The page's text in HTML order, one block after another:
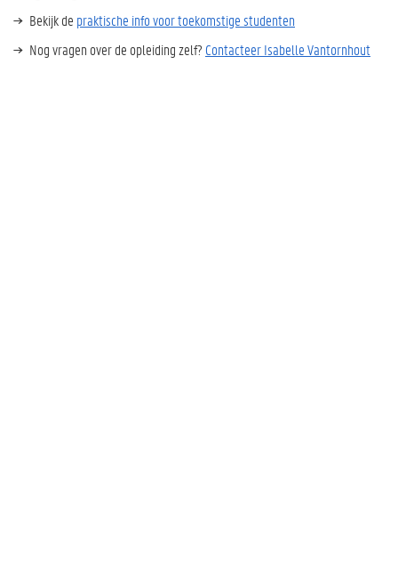
Bekijk de praktische info voor toekomstige studenten
Nog vragen over de opleiding zelf? Contacteer Isabelle Vantornhout